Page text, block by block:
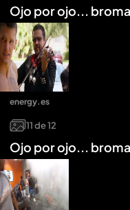
Ojo por ojo...
11de12
Ojo por ojo...
energy.es